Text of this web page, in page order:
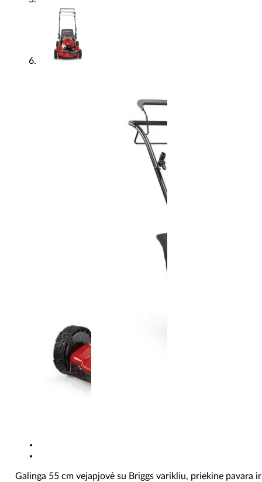
Galinga 55 cm vejapjovė su Briggs varikliu, priekine pavara ir